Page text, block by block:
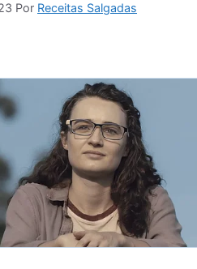
Por Receitas Salgadas